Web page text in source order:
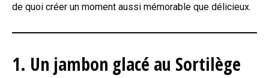
de quoi créer un moment aussi mémorable que délicieux.
1. Un jambon glacé au Sortilège